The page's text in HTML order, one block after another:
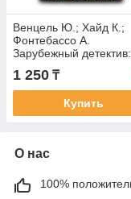
Венцель Ю.; Хайд К.;
Фонтебассо А.
Зарубежный детектив:
Лоргаль. Десятый
крестовый. Ударами
шпаги.
1 250 ₸
Купить
О нас
100%